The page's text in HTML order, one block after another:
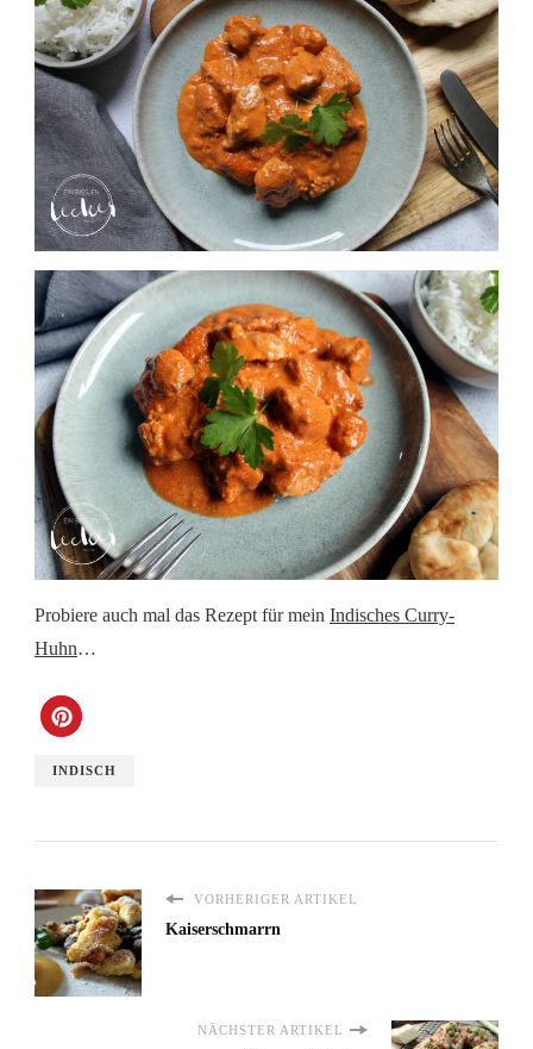
Probiere auch mal das Rezept für mein Indisches Curry-
Huhn…
INDISCH
VORHERIGER ARTIKEL
Kaiserschmarrn
NÄCHSTER ARTIKEL